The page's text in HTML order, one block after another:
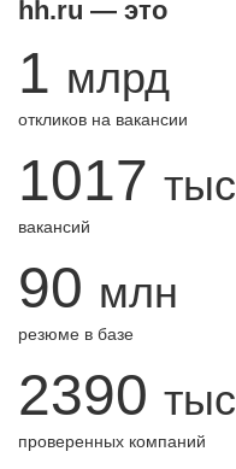
hh.ru — это
1 млрд
откликов на вакансии
1017
вакансий
90 млн
резюме в базе
2390
проверенных компаний